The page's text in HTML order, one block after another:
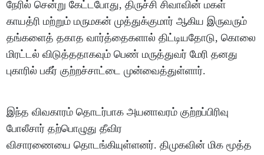
நேரில் சென்று கேட்டபோது, திருச்சி சிவாவின் மகள்
காயத்ரி மற்றும் மருமகன் முத்துக்குமார் ஆகிய இருவரும்
தங்களைத் தகாத வார்த்தைகளால் திட்டியதோடு, கொலை
மிரட்டல் விடுத்ததாகவும் பெண் மருத்துவர் மேரி தனது
புகாரில் பகீர் குற்றச்சாட்டை முன்வைத்துள்ளார்.
இந்த விவகாரம் தொடர்பாக அயனாவரம் குற்றப்பிரிவு
போலீசார் தற்பொழுது தீவிர
விசாரணையை தொடங்கியுள்ளனர். திமுகவின் மிக மூத்த